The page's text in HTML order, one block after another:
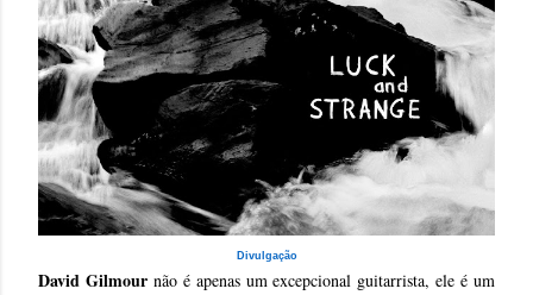
Divulgação
David Gilmournão é apenas um excepcional guitarrista, ele é um